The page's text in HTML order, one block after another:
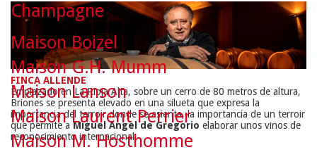
FINCA ALLENDE
Emplazado en La Rioja Alta, sobre un cerro de 80 metros de altura,
Briones se presenta elevado en una silueta que expresa la
importancia del terroir donde se asienta, la importancia de un terroir
que permite a Miguel Angel de Gregorio elaborar unos vinos de
reconocimiento internacional.
Champagne
Maison Boizel
Maison G.H. Mumm
Maison Lanson
Maison Laurent Perrier
Maison M. Hosthomme